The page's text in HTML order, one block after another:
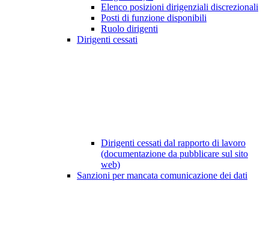
Elenco posizioni dirigenziali discrezionali
Posti di funzione disponibili
Ruolo dirigenti
Dirigenti cessati
Dirigenti cessati dal rapporto di lavoro
(documentazione da pubblicare sul sito
web)
Sanzioni per mancata comunicazione dei dati